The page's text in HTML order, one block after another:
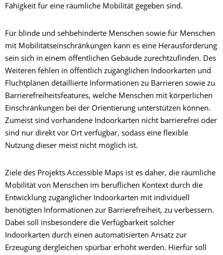
Fähigkeit für eine räumliche Mobilität gegeben sind.
Für blinde und sehbehinderte Menschen sowie für Menschen
mit Mobilitätseinschränkungen kann es eine Herausforderung
sein sich in einem öffentlichen Gebäude zurechtzufinden. Des
Weiteren fehlen in öffentlich zugänglichen Indoorkarten und
Fluchtplänen detaillierte Informationen zu Barrieren sowie zu
Barrierefreiheitsfeatures, welche Menschen mit körperlichen
Einschränkungen bei der Orientierung unterstützen können.
Zumeist sind vorhandene Indoorkarten nicht barrierefrei oder
sind nur direkt vor Ort verfügbar, sodass eine flexible
Nutzung dieser meist nicht möglich ist.
Ziele des Projekts Accessible Maps ist es daher, die räumliche
Mobilität von Menschen im beruflichen Kontext durch die
Entwicklung zugänglicher Indoorkarten mit individuell
benötigten Informationen zur Barrierefreiheit, zu verbessern.
Dabei soll insbesondere die Verfügbarkeit solcher
Indoorkarten durch einen automatisierten Ansatz zur
Erzeugung dergleichen spürbar erhöht werden. Hierfür soll